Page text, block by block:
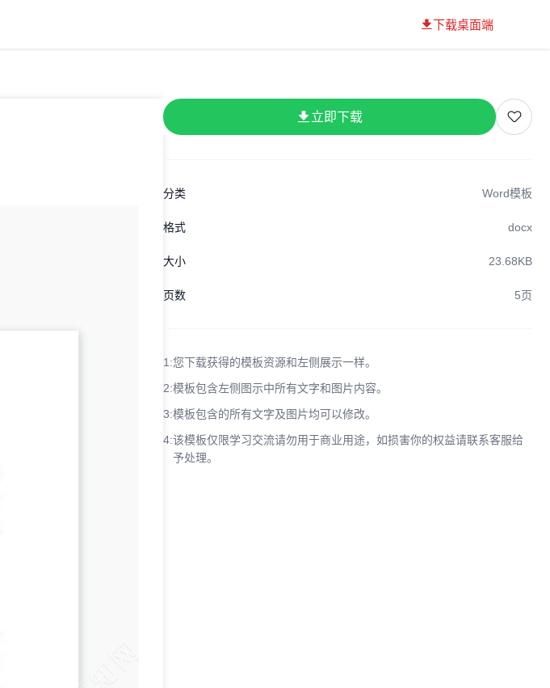
下载桌面端
立即下载
分类 Word模板
格式 docx
大小 23.68KB
页数 5页
1:您下载获得的模板资源和左侧展示一样。
2:模板包含左侧图示中所有文字和图片内容。
3:模板包含的所有文字及图片均可以修改。
4:该模板仅限学习交流请勿用于商业用途，如损害你的权益请联系客服给
予处理。